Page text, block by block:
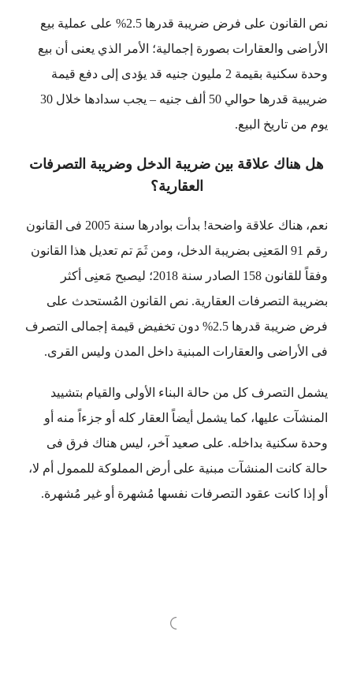
نص القانون على فرض ضريبة قدرها 2.5% على عملية بيع
الأراضى والعقارات بصورة إجمالية؛ الأمر الذي يعنى أن بيع
وحدة سكنية بقيمة 2 مليون جنيه قد يؤدى إلى دفع قيمة
ضريبية قدرها حوالي 50 ألف جنيه – يجب سدادها خلال 30
يوم من تاريخ البيع.
هل هناك علاقة بين ضريبة الدخل وضريبة التصرفات
العقارية؟
نعم، هناك علاقة واضحة! بدأت بوادرها سنة 2005 فى القانون
رقم 91 المَعنِى بضريبة الدخل، ومن ثَمَ تم تعديل هذا القانون
وفقاً للقانون 158 الصادر سنة 2018؛ ليصبح مَعنِى أكثر
بضريبة التصرفات العقارية. نص القانون المُستحدث على
فرض ضريبة قدرها 2.5% دون تخفيض قيمة إجمالى التصرف
فى الأراضى والعقارات المبنية داخل المدن وليس القرى.
يشمل التصرف كل من حالة البناء الأولى والقيام بتشييد
المنشآت عليها، كما يشمل أيضاً العقار كله أو جزءاً منه أو
وحدة سكنية بداخله. على صعيد آخر، ليس هناك فرق فى
حالة كانت المنشآت مبنية على أرض المملوكة للممول أم لا،
أو إذا كانت عقود التصرفات نفسها مُشهرة أو غير مُشهرة.